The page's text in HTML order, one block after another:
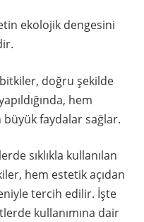
ekolojik dengesini
doğru şekilde
hem
büyük faydalar sağlar.
sıklıkla kullanılan
hem estetik açıdan
tercih edilir. İşte
kullanımına dair